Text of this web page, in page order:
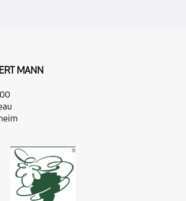
MANN